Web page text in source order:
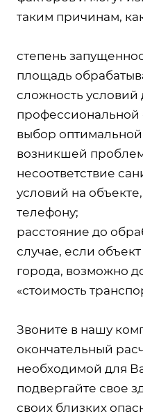
таким причинам,
степень
площадь
сложность условий
профессиональной
выбор
возникшей
несоответствие
условий на
телефону;
расстояние до
случае, если
города, возможно
«стоимость
Звоните в нашу
окончательный
необходимой для
подвергайте свое
своих близких